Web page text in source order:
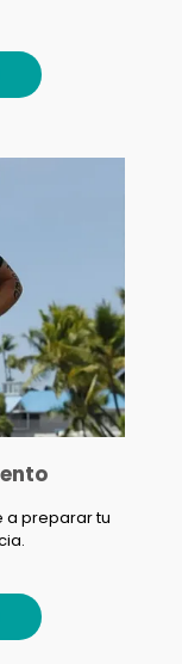
a preparar tu